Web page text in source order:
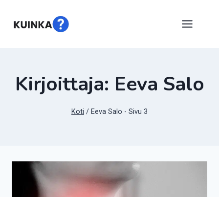
sisältöön
Kirjoittaja: Eeva Salo
Koti / Eeva Salo - Sivu 3